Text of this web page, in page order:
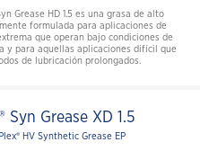
Grease HD 1.5 es una grasa de alto
formulada para aplicaciones de
que operan bajo condiciones de
y para aquellas aplicaciones difícil que
de lubricación prolongados.
Syn Grease XD 1.5
HV Synthetic Grease EP